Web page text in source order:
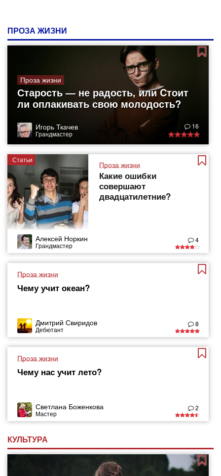
ПРОЗА ЖИЗНИ
Проза жизни
Старость — не радость, или Cтоит
ли оплакивать свою молодость?
Игорь Ткачев
Грандмастер
16
Статьи
Проза жизни
Какие ошибки
совершают
двадцатилетние?
Алексей Норкин
Грандмастер
4
Проза жизни
Чему учит океан?
Дмитрий Свиридов
Дебютант
8
Проза жизни
Чему нас учит лето?
Светлана Боженкова
Мастер
2
КУЛЬТУРА